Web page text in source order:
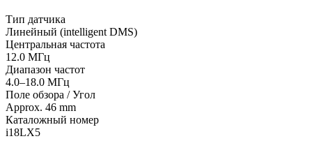
Тип датчика
Линейный (intelligent DMS)
Центральная частота
12.0 МГц
Диапазон частот
4.0–18.0 МГц
Поле обзора / Угол
Approx. 46 mm
Каталожный номер
i18LX5